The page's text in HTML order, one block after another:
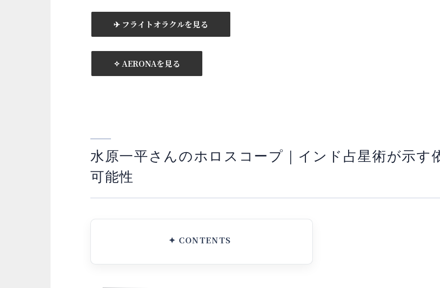
✈︎ フライトオラクルを見る
✧ AERONAを見る
水原一平さんのホロスコープ｜インド占星術が示す
可能性